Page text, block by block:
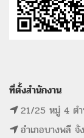
ที่ตั้งสำนักงาน
21/25 หมู่ 4 ต
อำเภอบางพลี